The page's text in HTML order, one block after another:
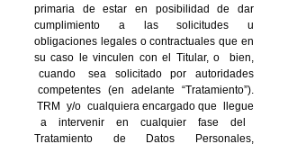
primaria de estar en posibilidad de dar
cumplimiento a las solicitudes u
obligaciones legales o contractuales que en
su caso le vinculen con el Titular, o bien,
cuando sea solicitado por autoridades
competentes (en adelante “Tratamiento”).
TRM y/o cualquiera encargado que llegue
a intervenir en cualquier fase del
Tratamiento de Datos Personales,